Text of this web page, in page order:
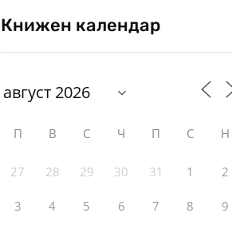
Книжен календар
П В С Ч П С Н
27 28 29 30 31 1 2
3 4 5 6 7 8 9